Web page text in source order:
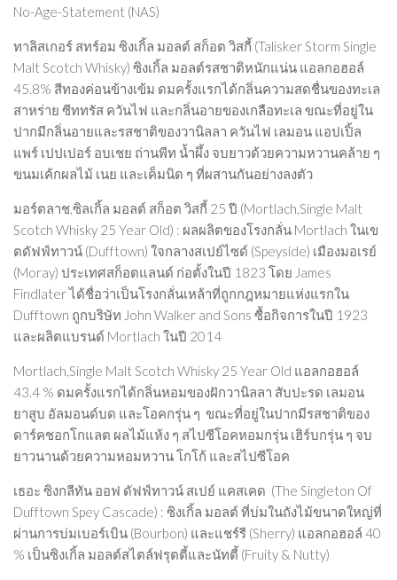
No-Age-Statement (NAS)
ทาลิสเกอร์ สทร์อม ซิงเกิ้ล มอลต์ สก็อต วิสกี้ (Talisker Storm Single
Malt Scotch Whisky) ซิงเกิ้ล มอลต์รสชาติหนักแน่น แอลกอฮอล์
45.8% สีทองค่อนข้างเข้ม ดมครั้งแรกได้กลิ่นความสดชื่นของทะเล
สาหร่าย ซีททรัส ควันไฟ และกลิ่นอายของเกลือทะเล ขณะที่อยู่ใน
ปากมีกลิ่นอายและรสชาติของวานิลลา ควันไฟ เลมอน แอปเปิ้ล
แพร์ เปปเปอร์ อบเชย ถ่านพีท น้ำผึ้ง จบยาวด้วยความหวานคล้าย ๆ
ขนมเค้กผลไม้ เนย และเค็มนิด ๆ ที่ผสานกันอย่างลงตัว
มอร์ตลาช,ซิลเกิ้ล มอลต์ สก็อต วิสกี้ 25 ปี (Mortlach,Single Malt
Scotch Whisky 25 Year Old) : ผลผลิตของโรงกลั่น Mortlach ในเข
ตดัฟฟ์ทาวน์ (Dufftown) ใจกลางสเปย์ไซด์ (Speyside) เมืองมอเรย์
(Moray) ประเทศสก็อตแลนด์ ก่อตั้งในปี 1823 โดย James
Findlater ได้ชื่อว่าเป็นโรงกลั่นเหล้าที่ถูกกฎหมายแห่งแรกใน
Dufftown ถูกบริษัท John Walker and Sons ซื้อกิจการในปี 1923
และผลิตแบรนด์ Mortlach ในปี 2014
Mortlach,Single Malt Scotch Whisky 25 Year Old แอลกอฮอล์
43.4 % ดมครั้งแรกได้กลิ่นหอมของฝักวานิลลา สับปะรด เลมอน
ยาสูบ อัลมอนด์บด และโอคกรุ่น ๆ ขณะที่อยู่ในปากมีรสชาติของ
ดาร์คชอกโกแลต ผลไม้แห้ง ๆ สไปซีโอคหอมกรุ่น เฮิร์บกรุ่น ๆ จบ
ยาวนานด้วยความหอมหวาน โกโก้ และสไปซีโอค
เธอะ ซิงกลีทัน ออฟ ดัฟฟ์ทาวน์ สเปย์ แคสเคด (The Singleton Of
Dufftown Spey Cascade) : ซิงเกิ้ล มอลต์ ที่บ่มในถังไม้ขนาดใหญ่ที่
ผ่านการบ่มเบอร์เบิน (Bourbon) และแชร์รี (Sherry) แอลกอฮอล์ 40
% เป็นซิงเกิ้ล มอลต์สไตล์ฟรุตตี้และนัทตี้ (Fruity & Nutty)